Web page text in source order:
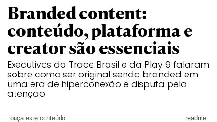
Branded content:
conteúdo, plataforma e
creator são essenciais
Executivos da Trace Brasil e da Play 9 falaram
sobre como ser original sendo branded em
uma era de hiperconexão e disputa pela
atenção
ouça este conteúdo readme